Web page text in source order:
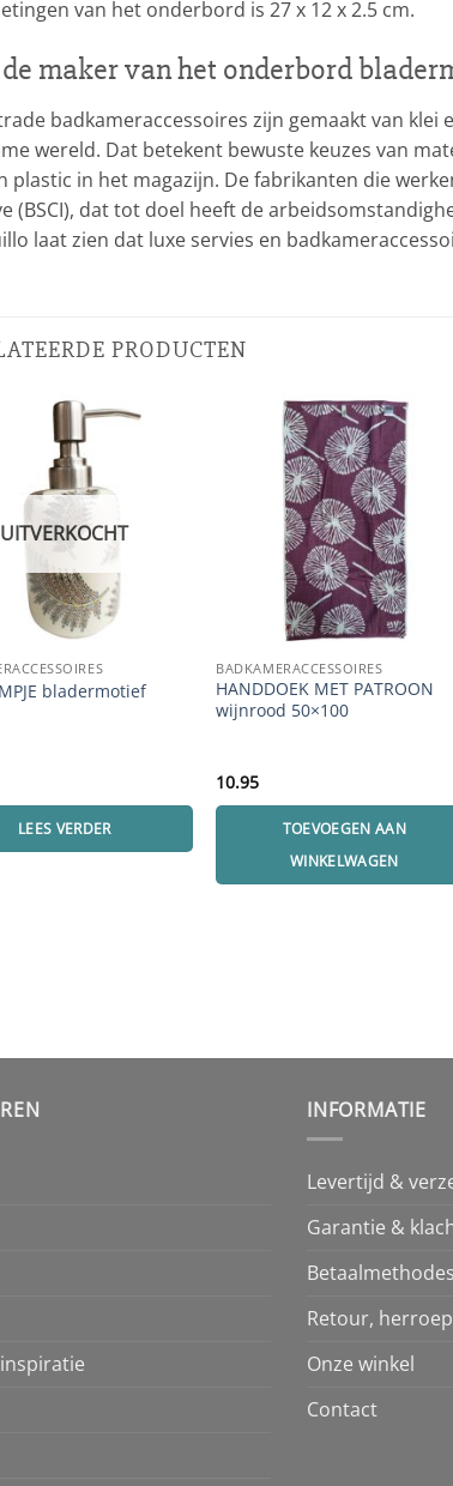
van het onderbord is 27 x 12 x 2.5 cm.
maker van het onderbord
badkameraccessoires zijn gemaakt van
wereld. Dat betekent bewuste keuzes van
plastic in het magazijn. De fabrikanten die
(BSCI), dat tot doel heeft de
laat zien dat luxe servies en
PRODUCTEN
UITVERKOCHT
bladermotief
LEES VERDER
BADKAMERACCESSOIRES
HANDDOEK MET PATROON
wijnrood 50×100
10.95
TOEVOEGEN AAN
WINKELWAGEN
INFORMATIE
Levertijd &
Garantie &
Betaalmethodes
Retour,
Onze winkel
Contact